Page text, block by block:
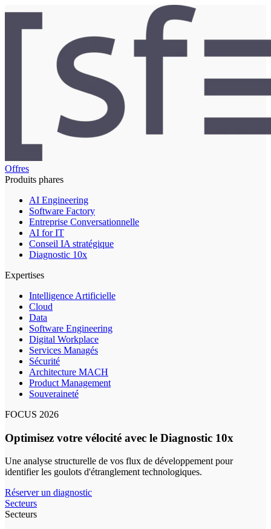
Offres
Produits phares
AI Engineering
Software Factory
Entreprise Conversationnelle
AI for IT
Conseil IA stratégique
Diagnostic 10x
Expertises
Intelligence Artificielle
Cloud
Data
Software Engineering
Digital Workplace
Services Managés
Sécurité
Architecture MACH
Product Management
Souveraineté
FOCUS 2026
Optimisez votre vélocité avec le Diagnostic 10x
Une analyse structurelle de vos flux de développement pour
identifier les goulots d'étranglement technologiques.
Réserver un diagnostic
Secteurs
Secteurs